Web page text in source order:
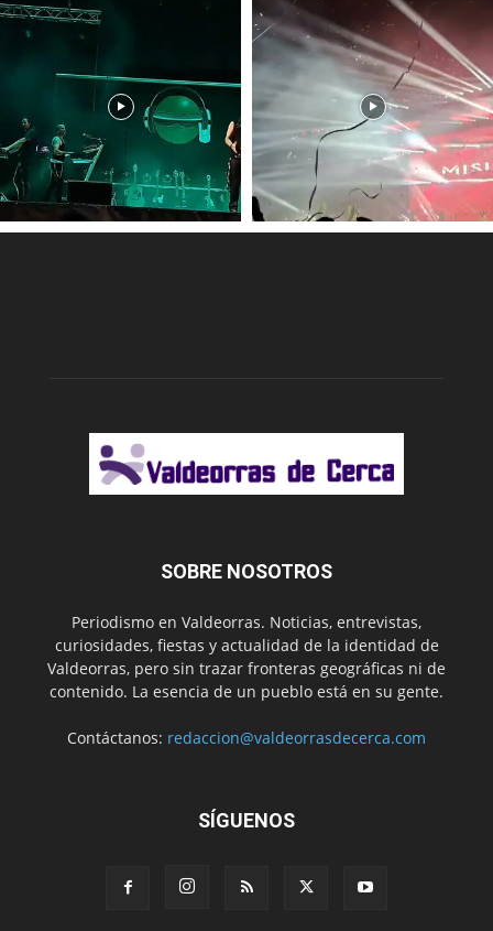
SOBRE NOSOTROS
Periodismo en Valdeorras. Noticias, entrevistas,
curiosidades, fiestas y actualidad de la identidad de
Valdeorras, pero sin trazar fronteras geográficas ni de
contenido. La esencia de un pueblo está en su gente.
Contáctanos: redaccion@valdeorrasdecerca.com
SÍGUENOS